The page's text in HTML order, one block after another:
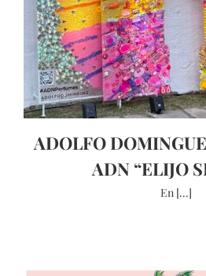
ADOLFO
ADN “ELIJO
En [...]